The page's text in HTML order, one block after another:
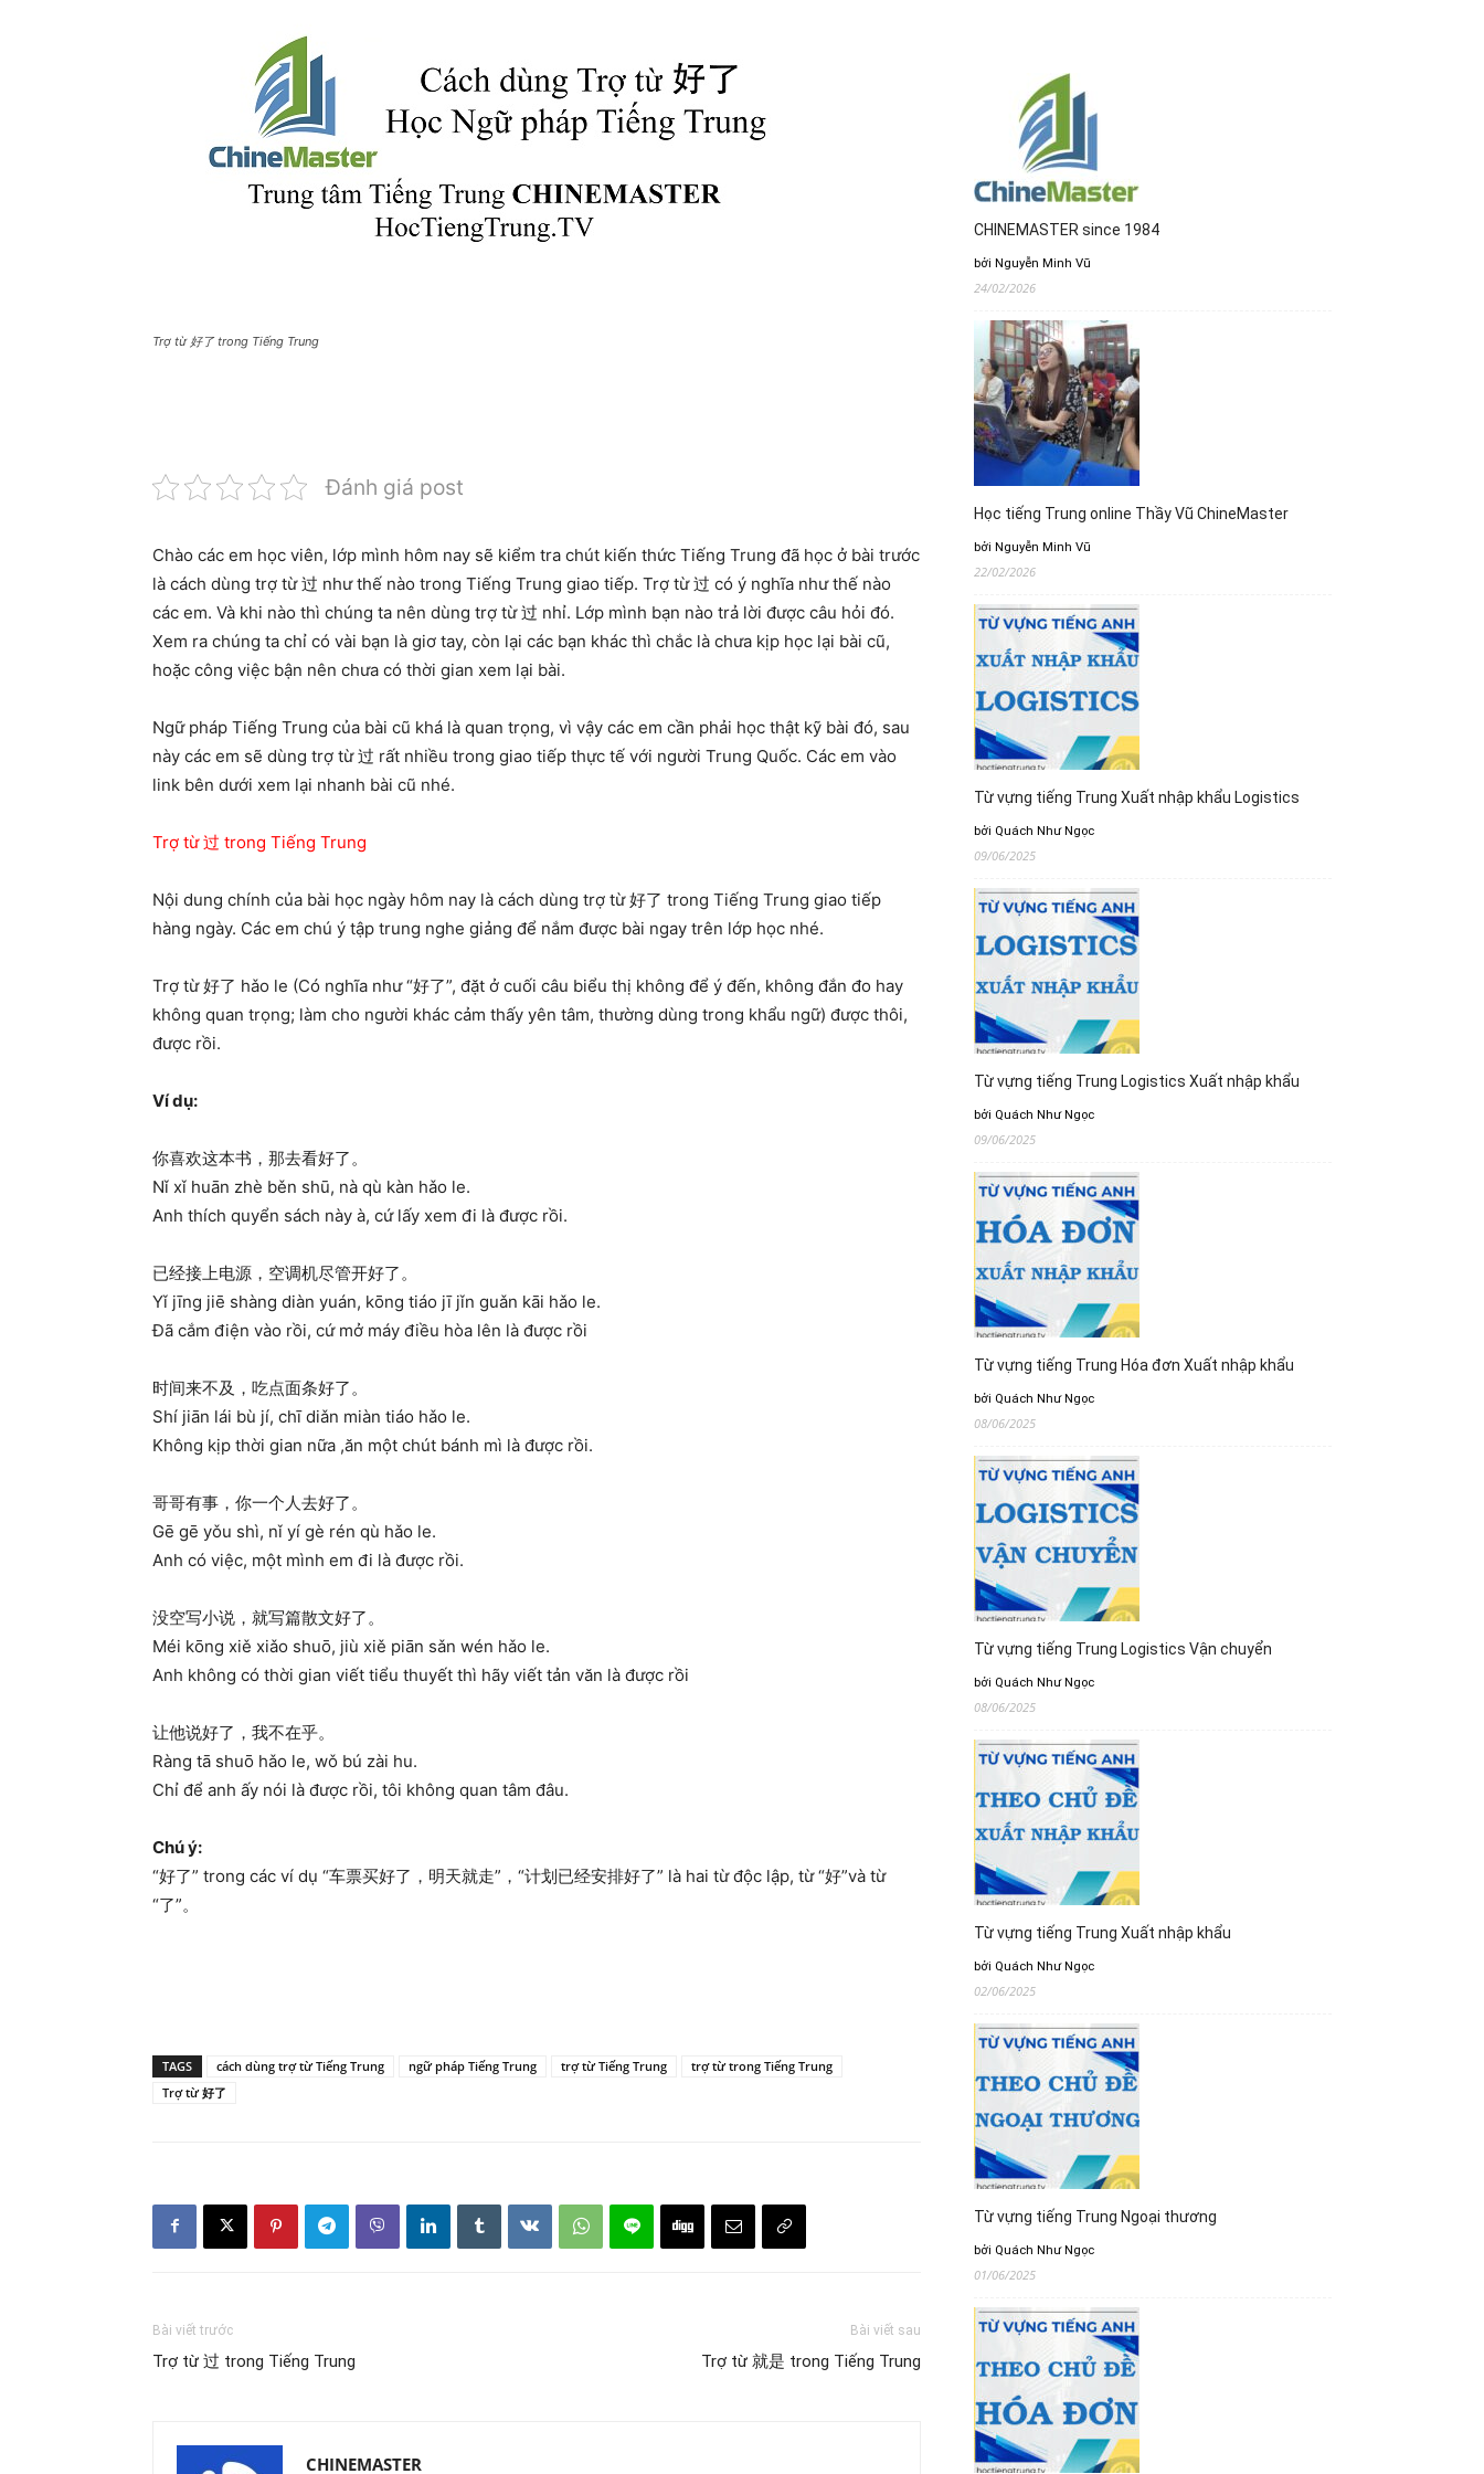
Trợ từ 好了 trong Tiếng Trung
Đánh giá post
Chào các em học viên, lớp mình hôm nay sẽ kiểm tra chút kiến thức Tiếng Trung đã học ở bài trước
là cách dùng trợ từ 过 như thế nào trong Tiếng Trung giao tiếp. Trợ từ 过 có ý nghĩa như thế nào
các em. Và khi nào thì chúng ta nên dùng trợ từ 过 nhỉ. Lớp mình bạn nào trả lời được câu hỏi đó.
Xem ra chúng ta chỉ có vài bạn là giơ tay, còn lại các bạn khác thì chắc là chưa kịp học lại bài cũ,
hoặc công việc bận nên chưa có thời gian xem lại bài.
Ngữ pháp Tiếng Trung của bài cũ khá là quan trọng, vì vậy các em cần phải học thật kỹ bài đó, sau
này các em sẽ dùng trợ từ 过 rất nhiều trong giao tiếp thực tế với người Trung Quốc. Các em vào
link bên dưới xem lại nhanh bài cũ nhé.
Trợ từ 过 trong Tiếng Trung
Nội dung chính của bài học ngày hôm nay là cách dùng trợ từ 好了 trong Tiếng Trung giao tiếp
hàng ngày. Các em chú ý tập trung nghe giảng để nắm được bài ngay trên lớp học nhé.
Trợ từ 好了 hǎo le (Có nghĩa như “好了”, đặt ở cuối câu biểu thị không để ý đến, không đắn đo hay
không quan trọng; làm cho người khác cảm thấy yên tâm, thường dùng trong khẩu ngữ) được thôi,
được rồi.
Ví dụ:
你喜欢这本书，那去看好了。
Nǐ xǐ huān zhè běn shū, nà qù kàn hǎo le.
Anh thích quyển sách này à, cứ lấy xem đi là được rồi.
已经接上电源，空调机尽管开好了。
Yǐ jīng jiē shàng diàn yuán, kōng tiáo jī jǐn guǎn kāi hǎo le.
Đã cắm điện vào rồi, cứ mở máy điều hòa lên là được rồi
时间来不及，吃点面条好了。
Shí jiān lái bù jí, chī diǎn miàn tiáo hǎo le.
Không kịp thời gian nữa ,ăn một chút bánh mì là được rồi.
哥哥有事，你一个人去好了。
Gē gē yǒu shì, nǐ yí gè rén qù hǎo le.
Anh có việc, một mình em đi là được rồi.
没空写小说，就写篇散文好了。
Méi kōng xiě xiǎo shuō, jiù xiě piān sǎn wén hǎo le.
Anh không có thời gian viết tiểu thuyết thì hãy viết tản văn là được rồi
让他说好了，我不在乎。
Ràng tā shuō hǎo le, wǒ bú zài hu.
Chỉ để anh ấy nói là được rồi, tôi không quan tâm đâu.
Chú ý:
“好了” trong các ví dụ “车票买好了，明天就走”，“计划已经安排好了” là hai từ độc lập, từ “好”và từ
“了”。
TAGS cách dùng trợ từ Tiếng Trung ngữ pháp Tiếng Trung trợ từ Tiếng Trung
trợ từ trong Tiếng Trung
Trợ từ 好了
Bài viết trước
Trợ từ 过 trong Tiếng Trung
Bài viết sau
Trợ từ 就是 trong Tiếng Trung
CHINEMASTER
CHINEMASTER since 1984
bởi Nguyễn Minh Vũ
24/02/2026
Học tiếng Trung online Thầy Vũ ChineMaster
bởi Nguyễn Minh Vũ
22/02/2026
Từ vựng tiếng Trung Xuất nhập khẩu Logistics
bởi Quách Như Ngọc
09/06/2025
Từ vựng tiếng Trung Logistics Xuất nhập khẩu
bởi Quách Như Ngọc
09/06/2025
Từ vựng tiếng Trung Hóa đơn Xuất nhập khẩu
bởi Quách Như Ngọc
08/06/2025
Từ vựng tiếng Trung Logistics Vận chuyển
bởi Quách Như Ngọc
08/06/2025
Từ vựng tiếng Trung Xuất nhập khẩu
bởi Quách Như Ngọc
02/06/2025
Từ vựng tiếng Trung Ngoại thương
bởi Quách Như Ngọc
01/06/2025